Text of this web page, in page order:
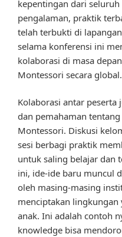
kepentingan dari
pengalaman, praktik
telah terbukti di
selama konferensi ini
kolaborasi di masa
Montessori secara global.
Kolaborasi antar peserta
dan pemahaman
Montessori. Diskusi
sesi berbagi praktik
untuk saling belajar dan
ini, ide-ide baru muncul
oleh masing-masing
menciptakan
anak. Ini adalah contoh
knowledge bisa